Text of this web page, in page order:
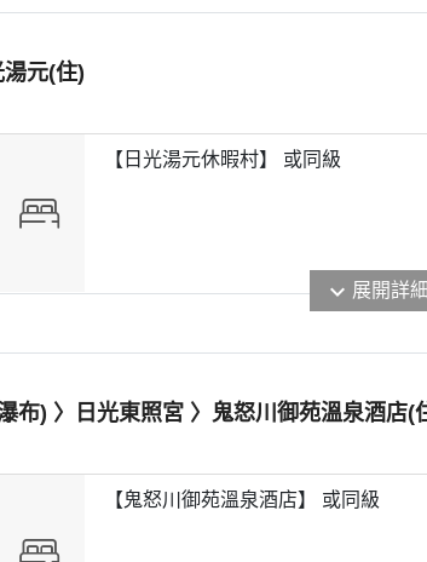
元(住)
【日光湯元休暇村】 或同級
expand_more 展開詳
布) 〉日光東照宮 〉鬼怒川御苑溫泉酒店(
【鬼怒川御苑溫泉酒店】 或同級